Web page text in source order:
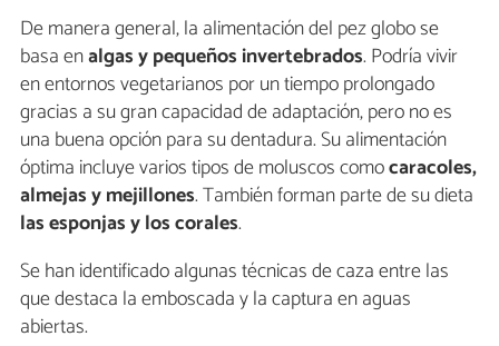
De manera general, la alimentación del pez globo se
basa enalgas y pequeños invertebrados. Podría vivir
en entornos vegetarianos por un tiempo prolongado
gracias a su gran capacidad de adaptación, pero no es
una buena opción para su dentadura. Su alimentación
óptima incluye varios tipos de moluscos comocaracoles,
almejas y mejillones. También forman parte de su dieta
las esponjas y los corales.
Se han identificado algunas técnicas de caza entre las
que destaca la emboscada y la captura en aguas
abiertas.